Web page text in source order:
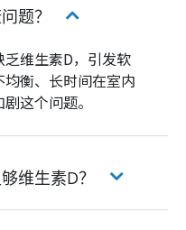
题？
维生素D，引发软
衡、长时间在室内
这个问题。
维生素D？